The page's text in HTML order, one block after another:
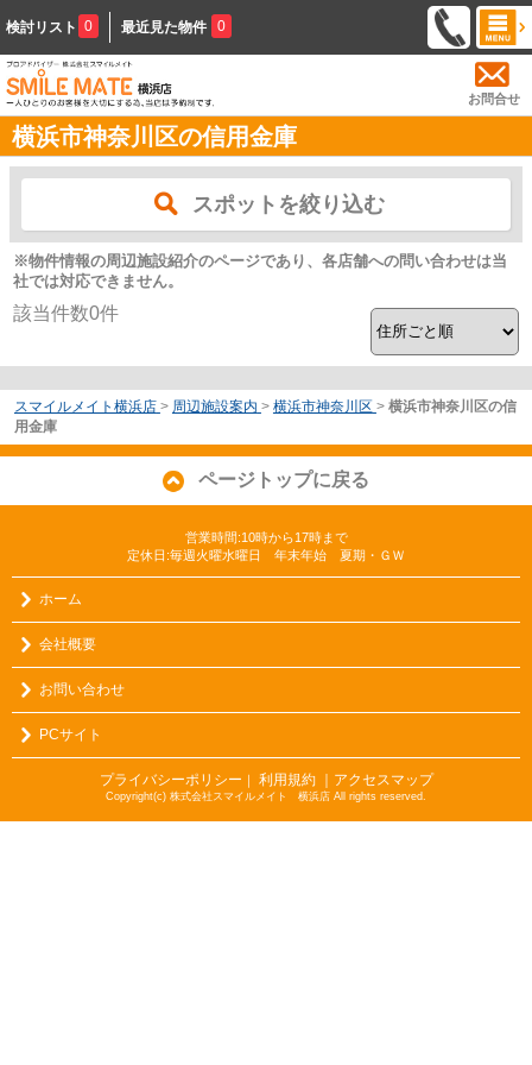
検討リスト 0 最近見た物件 0
お問合せ
横浜市神奈川区の信用金庫
スポットを絞り込む
※物件情報の周辺施設紹介のページであり、各店舗への問い合わせは当
社では対応できません。
該当件数0件
スマイルメイト横浜店 > 周辺施設案内 > 横浜市神奈川区 > 横浜市神奈川区の信
用金庫
ページトップに戻る
営業時間:10時から17時まで
定休日:毎週火曜水曜日 年末年始 夏期・ＧＷ
ホーム
会社概要
お問い合わせ
PCサイト
プライバシーポリシー ｜ 利用規約 ｜アクセスマップ
Copyright(c) 株式会社スマイルメイト 横浜店 All rights reserved.